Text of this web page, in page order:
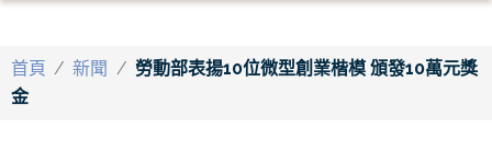
首頁 / 新聞 / 勞動部表揚10位微型創業楷模 頒發10萬元獎
金